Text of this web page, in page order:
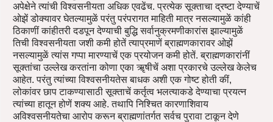
अपेक्षेने त्यांची विश्वसनीयता अधिक एवढेंच. प्रत्येक सूक्ताचा द्रष्टा देण्याचें
ओझें डोक्यावर घेतल्यामुळें परंतु परंपरागत माहिती मात्र नसल्यामुळें कांही
ठिकाणीं कांहीतरी दडपून देण्याची बुद्धि सर्वानुक्रमणीकारांस झाल्यामुळें
तिची विश्वसनीयता जशी कमी होतें त्याप्रमाणें ब्राह्मणकारावर ओझें
नसल्यामुळें त्यांस गप्पा मारण्याचें एक प्रयोजन कमी होतें. ब्राह्मणकारांनीं
सूक्तांचा उल्लेख करतांना कोणा एका ॠषीचें अशा प्रकारचे उल्लेख केलेच
आहेत. परंतु त्यांच्या विश्वसनीयतेस बाधक अशी एक गोष्ट होती कीं,
लोकांवर छाप टाकण्यासाठी सूक्ताचें कर्तृत्व भलत्याकडे देण्याचा प्रयत्न
त्यांच्या हातून होणें शक्य आहे. तथापि निश्चित कारणाशिवाय
अविश्वसनीयतेचा आरोप करून ब्राह्मणांतर्गत सर्वच पुरावा टाकून देणे